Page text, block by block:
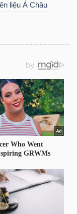
liệu Á Châu